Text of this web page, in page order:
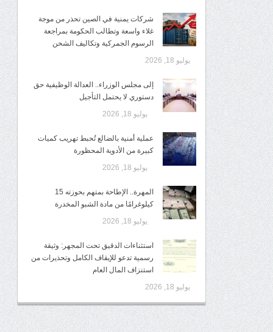
شركات يمنية في الصين تحذر من موجة
غلاء واسعة وتطالب الحكومة بمراجعة
الرسوم الجمركية وتكاليف الشحن
يوليو 18, 2026
إلى مجلس الوزراء.. العدالة الوظيفية حق
دستوري لا يحتمل التأجيل
يوليو 18, 2026
عملية أمنية بالضالع تُحبط تهريب كميات
كبيرة من الأدوية المحظورة
يوليو 18, 2026
المهرة.. الإطاحة بمتهم بحوزته 15
كيلوغرامًا من مادة الشبو المخدرة
يوليو 18, 2026
استثناءات الدقيق تحت المجهر: وثيقة
رسمية تدعو للإيقاف الكامل وتحذيرات من
استنزاف المال العام
يوليو 18, 2026